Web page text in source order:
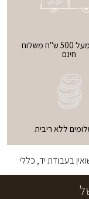
ברכישה מעל 500 ש"ח משלוח
חינם
בעבודת יד, כללי